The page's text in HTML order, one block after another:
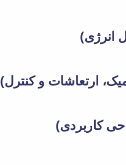
انرژی)
ارتعاشات و کنترل)
کاربردی)